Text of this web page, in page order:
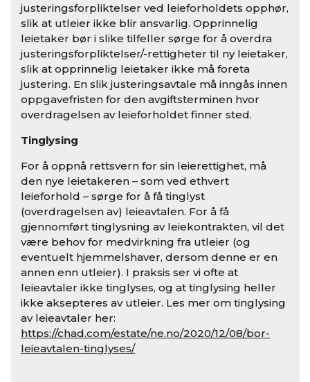
justeringsforpliktelser ved leieforholdets opphør,
slik at utleier ikke blir ansvarlig. Opprinnelig
leietaker bør i slike tilfeller sørge for å overdra
justeringsforpliktelser/-rettigheter til ny leietaker,
slik at opprinnelig leietaker ikke må foreta
justering. En slik justeringsavtale må inngås innen
oppgavefristen for den avgiftsterminen hvor
overdragelsen av leieforholdet finner sted.
Tinglysing
For å oppnå rettsvern for sin leierettighet, må
den nye leietakeren – som ved ethvert
leieforhold – sørge for å få tinglyst
(overdragelsen av) leieavtalen. For å få
gjennomført tinglysning av leiekontrakten, vil det
være behov for medvirkning fra utleier (og
eventuelt hjemmelshaver, dersom denne er en
annen enn utleier). I praksis ser vi ofte at
leieavtaler ikke tinglyses, og at tinglysing heller
ikke aksepteres av utleier. Les mer om tinglysing
av leieavtaler her:
https://chad.com/estate/ne.no/2020/12/08/bor-
leieavtalen-tinglyses/